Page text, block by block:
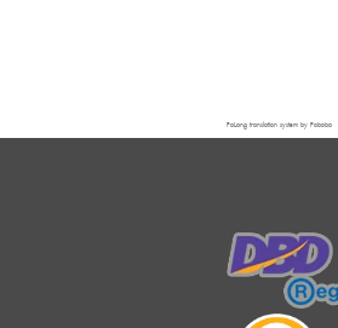
FaLang translation system by Faboba